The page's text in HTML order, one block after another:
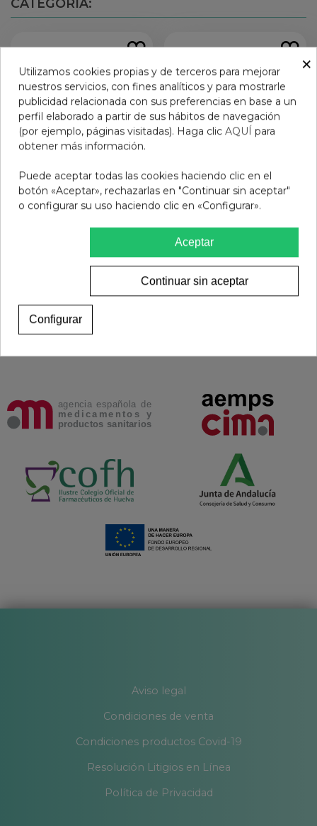
CATEGORÍA:
GAFAS PROTEC PARKER
GAFAS PRESBICIA BADS
12,95 €
Aviso legal
Condiciones de venta
Condiciones productos Covid-19
Resolución Litigios en Línea
Política de Privacidad
×
Utilizamos cookies propias y de terceros para mejorar
nuestros servicios, con fines analíticos y para mostrarle
publicidad relacionada con sus preferencias en base a un
perfil elaborado a partir de sus hábitos de navegación
(por ejemplo, páginas visitadas). Haga clic AQUÍ para
obtener más información.
Puede aceptar todas las cookies haciendo clic en el
botón «Aceptar», rechazarlas en "Continuar sin aceptar"
o configurar su uso haciendo clic en «Configurar».
Aceptar
Continuar sin aceptar
Configurar